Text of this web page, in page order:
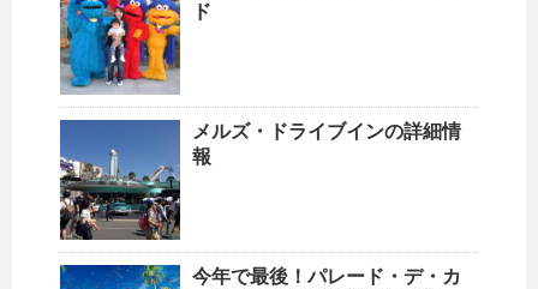
ド
メルズ・ドライブインの詳細情
報
今年で最後！パレード・デ・カ